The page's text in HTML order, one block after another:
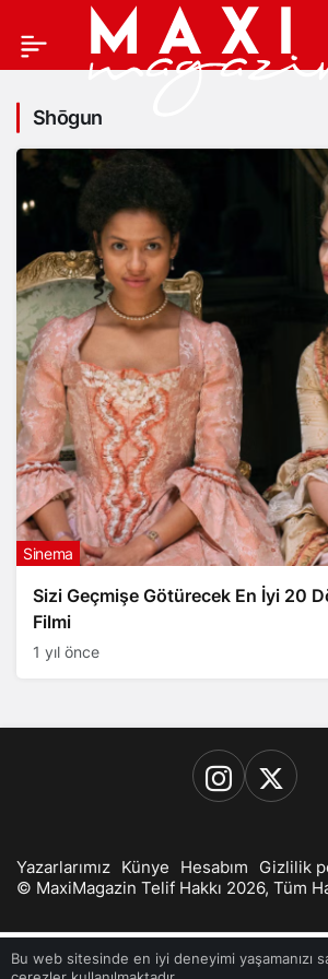
Shōgun
Sizi Geçmişe Götürecek En İyi 20
Filmi
Sinema
1 yıl önce
Bu web sitesinde en iyi deneyimi yaşamanızı
Yazarlarımız Künye Hesabım Gizlilik
© MaxiMagazin Telif Hakkı 2026, Tüm